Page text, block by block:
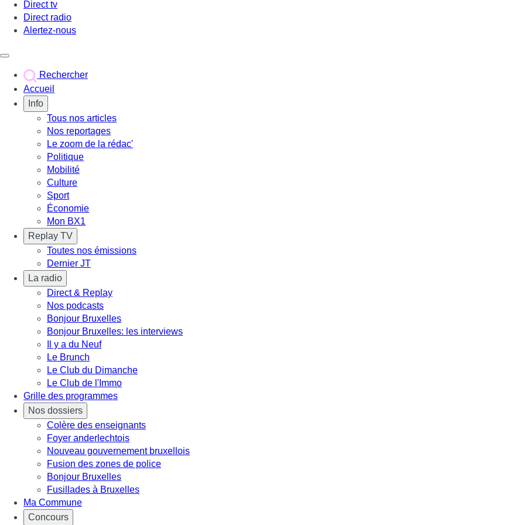
Direct tv
Direct radio
Alertez-nous
Rechercher
Accueil
Info
Tous nos articles
Nos reportages
Le zoom de la rédac'
Politique
Mobilité
Culture
Sport
Économie
Mon BX1
Replay TV
Toutes nos émissions
Dernier JT
La radio
Direct & Replay
Nos podcasts
Bonjour Bruxelles
Bonjour Bruxelles: les interviews
Il y a du Neuf
Le Brunch
Le Club du Dimanche
Le Club de l'Immo
Grille des programmes
Nos dossiers
Colère des enseignants
Foyer anderlechtois
Nouveau gouvernement bruxellois
Fusion des zones de police
Bonjour Bruxelles
Fusillades à Bruxelles
Ma Commune
Concours